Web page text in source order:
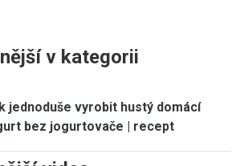
v kategorii
jednoduše vyrobit hustý domácí
bez jogurtovače | recept